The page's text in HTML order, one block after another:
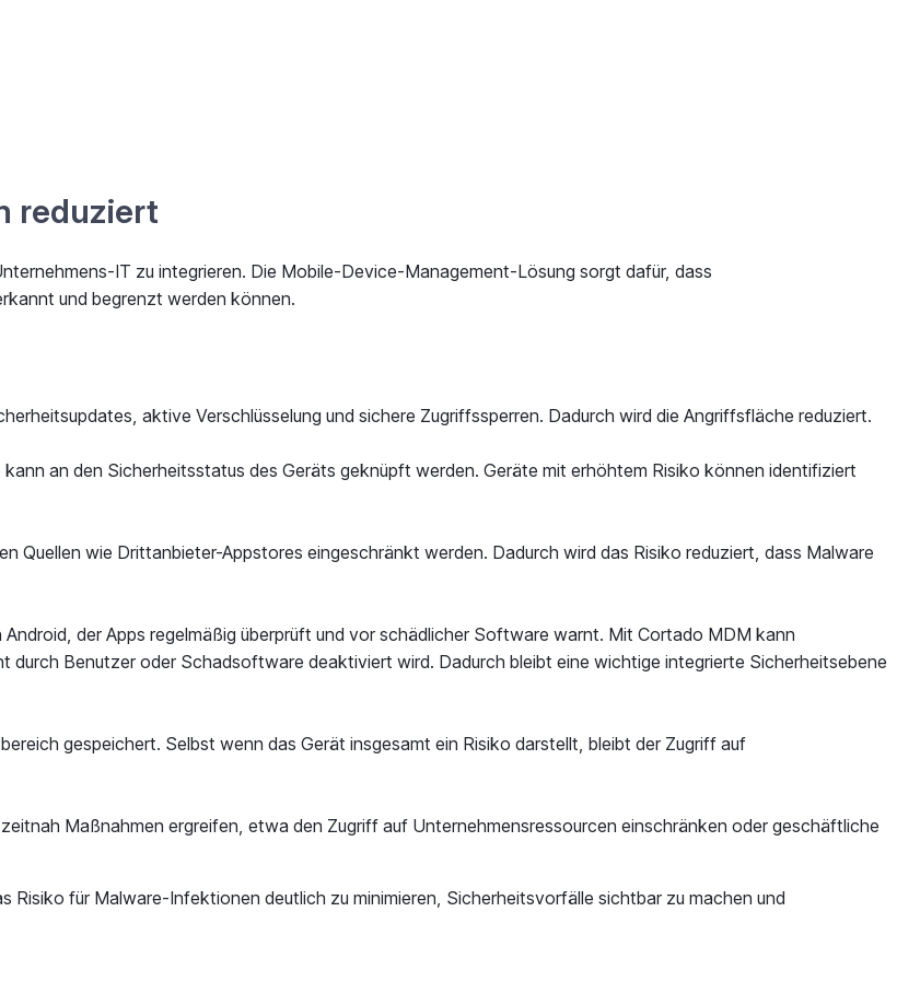
reduziert
IT zu integrieren. Die Mobile-Device-Management-Lösung sorgt dafür, dass
und begrenzt werden können.
aktive Verschlüsselung und sichere Zugriffssperren. Dadurch wird die Angriffsfläche reduziert.
an den Sicherheitsstatus des Geräts geknüpft werden. Geräte mit erhöhtem Risiko können identifiziert
Quellen wie Drittanbieter-Appstores eingeschränkt werden. Dadurch wird das Risiko reduziert, dass Malware
der Apps regelmäßig überprüft und vor schädlicher Software warnt. Mit Cortado MDM kann
Benutzer oder Schadsoftware deaktiviert wird. Dadurch bleibt eine wichtige integrierte Sicherheitsebene
gespeichert. Selbst wenn das Gerät insgesamt ein Risiko darstellt, bleibt der Zugriff auf
Maßnahmen ergreifen, etwa den Zugriff auf Unternehmensressourcen einschränken oder geschäftliche
Risiko für Malware-Infektionen deutlich zu minimieren, Sicherheitsvorfälle sichtbar zu machen und